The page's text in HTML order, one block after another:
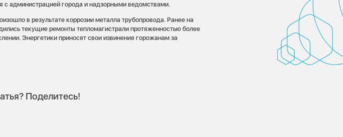
с администрацией города и надзорными ведомствами.
в результате коррозии металла трубопровода. Ранее на
текущие ремонты тепломагистрали протяженностью более
Энергетики приносят свои извинения горожанам за
Поделитесь!